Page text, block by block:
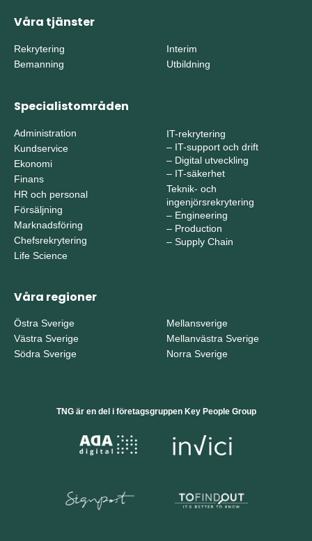
Våra tjänster
Rekrytering
Bemanning
Interim
Utbildning
Specialistområden
Administration
Kundservice
Ekonomi
Finans
HR och personal
Försäljning
Marknadsföring
Chefsrekrytering
Life Science
IT-rekrytering
– IT-support och drift
– Digital utveckling
– IT-säkerhet
Teknik- och
ingenjörsrekrytering
– Engineering
– Production
– Supply Chain
Våra regioner
Östra Sverige
Västra Sverige
Södra Sverige
Mellansverige
Mellanvästra Sverige
Norra Sverige
TNG är en del i företagsgruppen Key People Group